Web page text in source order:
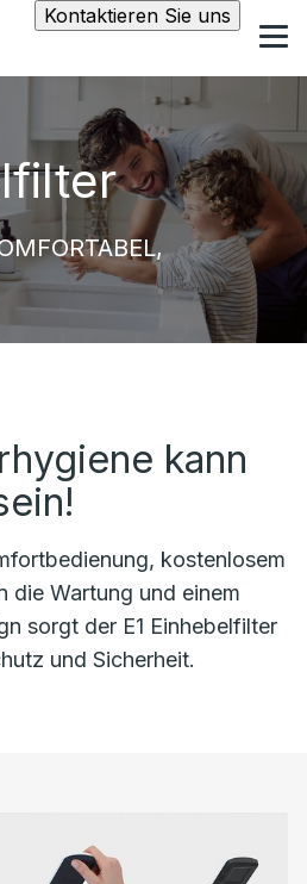
Kontaktieren Sie uns
kann
kostenlosem
die Wartung und einem
sorgt der E1 Einhebelfilter
und Sicherheit.